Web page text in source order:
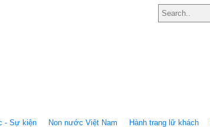
- Sự kiện Non nước Việt Nam Hành trang lữ khách